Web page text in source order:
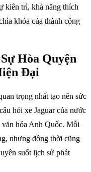
kiên trì, khả năng thích
khóa của thành công
Hòa Quyện
Đại
trọng nhất tạo nên sức
hỏi xe Jaguar của nước
văn hóa Anh Quốc. Mỗi
nhưng đồng thời cũng
suốt lịch sử phát